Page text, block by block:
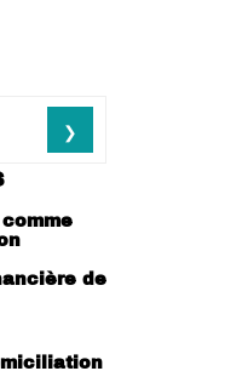
comme
de